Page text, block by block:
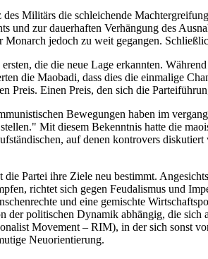
des Militärs die schleichende
und zur dauerhaften Verhängung des
Monarch jedoch zu weit gegangen.
die die neue Lage erkannten.
die Maobadi, dass dies die einmalige
Preis. Einen Preis, den sich die
Bewegungen haben im
Mit diesem Bekenntnis hatte die
auf denen kontrovers
die Partei ihre Ziele neu bestimmt.
richtet sich gegen Feudalismus und
und eine gemischte
der politischen Dynamik abhängig, die sich
Movement – RIM), in der sich sonst
Neuorientierung.